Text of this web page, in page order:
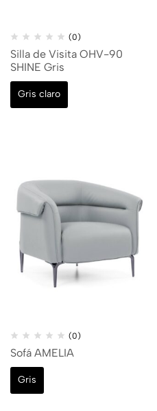
(0)
Silla de Visita OHV-90
SHINE Gris
Gris claro
(0)
Sofá AMELIA
Gris